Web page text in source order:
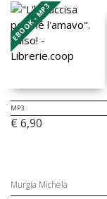
EBOOK - MP3
MP3
€ 6,90
Murgia Michela